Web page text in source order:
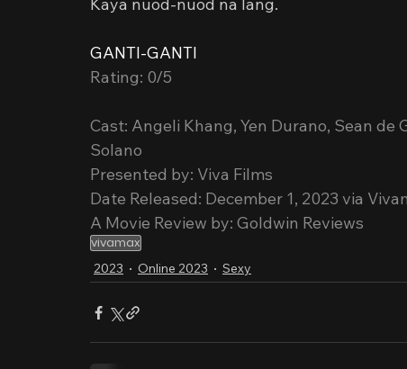
GANTI-GANTI
Rating: 0/5
Cast: Angeli Khang, Yen Durano, Sean
Solano
Presented by: Viva Films
Date Released: December 1, 2023 via
A Movie Review by: Goldwin Reviews
vivamax
2023 Online 2023 Sexy